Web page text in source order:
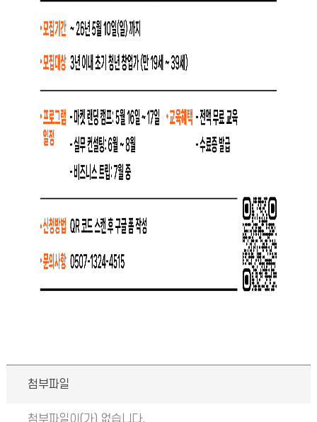
첨부파일
첨부파일이(가) 없습니다.